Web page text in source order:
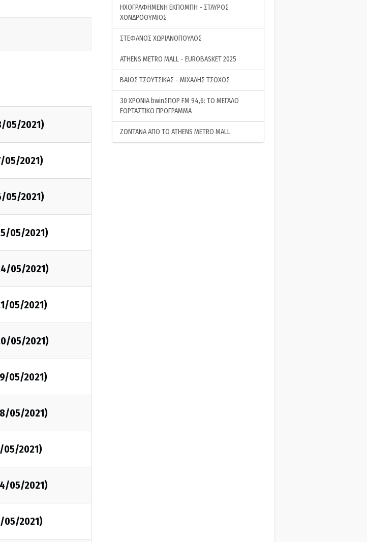
05/2021)
05/2021)
05/2021)
05/2021)
05/2021)
05/2021)
05/2021)
05/2021)
05/2021)
05/2021)
05/2021)
05/2021)
ΗΧΟΓΡΑΦΗΜΕΝΗ ΕΚΠΟΜΠΗ - ΣΤΑΥΡΟΣ
ΧΟΝΔΡΟΘΥΜΙΟΣ
ΣΤΕΦΑΝΟΣ ΧΩΡΙΑΝΟΠΟΥΛΟΣ
ATHENS METRO MALL - EUROBASKET 2025
ΒΑΪΟΣ ΤΣΟΥΤΣΙΚΑΣ - ΜΙΧΑΛΗΣ ΤΣΟΧΟΣ
30 ΧΡΟΝΙΑ bwinΣΠΟΡ FM 94,6: ΤΟ ΜΕΓΑΛΟ
ΕΟΡΤΑΣΤΙΚΟ ΠΡΟΓΡΑΜΜΑ
ΖΩΝΤΑΝΑ ΑΠΟ ΤΟ ATHENS METRO MALL